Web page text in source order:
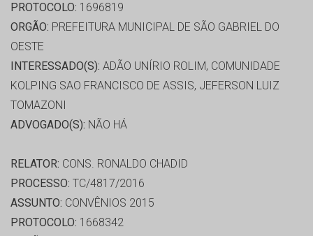
PROTOCOLO: 1696819
ORGÃO: PREFEITURA MUNICIPAL DE SÃO GABRIEL DO
OESTE
INTERESSADO(S): ADÃO UNÍRIO ROLIM, COMUNIDADE
KOLPING SAO FRANCISCO DE ASSIS, JEFERSON LUIZ
TOMAZONI
ADVOGADO(S): NÃO HÁ
RELATOR: CONS. RONALDO CHADID
PROCESSO: TC/4817/2016
ASSUNTO: CONVÊNIOS 2015
PROTOCOLO: 1668342